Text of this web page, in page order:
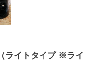
ライトタイプ ※ライ